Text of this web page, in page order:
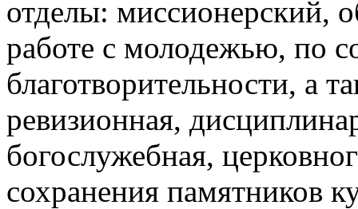
отделы: миссионерский,
работе с молодежью, по
благотворительности, а
ревизионная,
богослужебная,
сохранения памятников